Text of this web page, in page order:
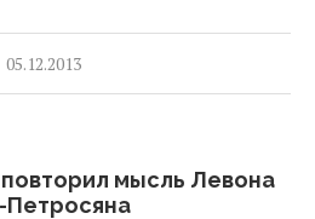
05.12.2013
мысль Левона
Петросяна